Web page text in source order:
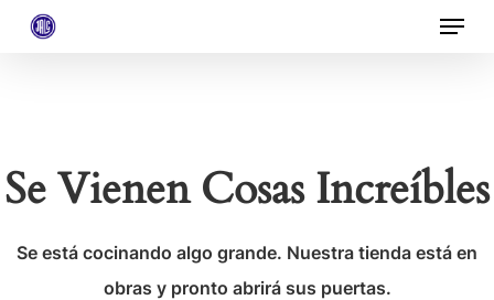
Skip
Menu
Se Vienen Cosas Increíbles
Se está cocinando algo grande. Nuestra tienda está en
obras y pronto abrirá sus puertas.